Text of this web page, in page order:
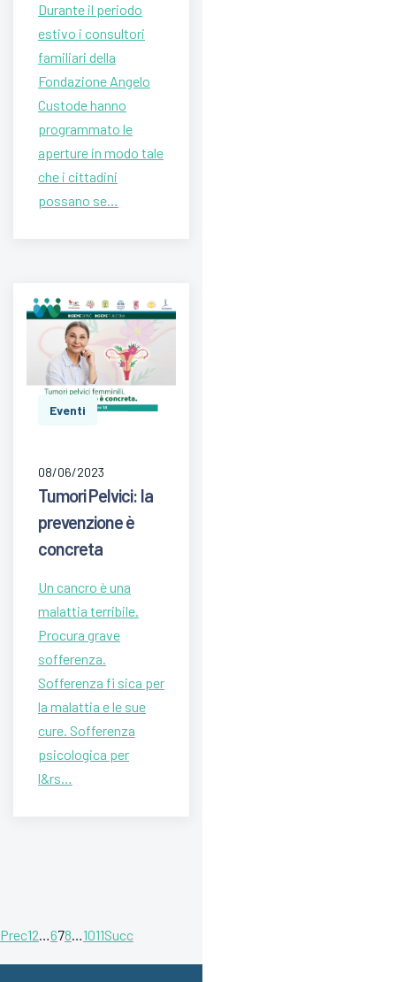
Durante il periodo
estivo i consultori
familiari della
Fondazione Angelo
Custode hanno
programmato le
aperture in modo tale
che i cittadini
possano se…
Eventi
08/06/2023
Tumori Pelvici: la
prevenzione è
concreta
Un cancro è una
malattia terribile.
Procura grave
sofferenza.
Sofferenza fi sica per
la malattia e le sue
cure. Sofferenza
psicologica per
l&rs…
Prec12 678 1011Succ